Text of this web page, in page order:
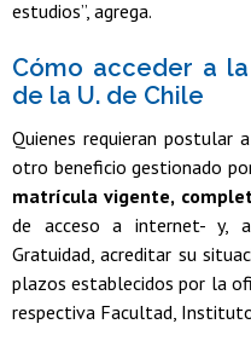
estudios”, agrega.
Cómo acceder a
de la U. de Chile
Quienes requieran postular
otro beneficio gestionado
matrícula vigente,
de acceso a internet- y,
Gratuidad, acreditar su
plazos establecidos por la
respectiva Facultad,